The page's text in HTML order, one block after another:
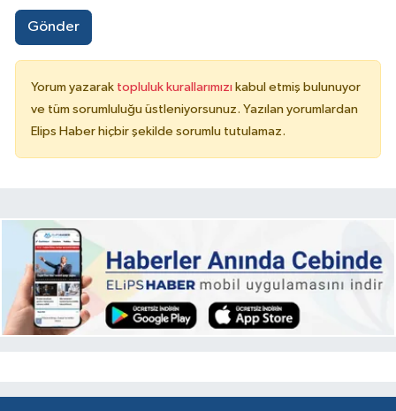
Gönder
Yorum yazarak topluluk kurallarımızı kabul etmiş bulunuyor
ve tüm sorumluluğu üstleniyorsunuz. Yazılan yorumlardan
Elips Haber hiçbir şekilde sorumlu tutulamaz.